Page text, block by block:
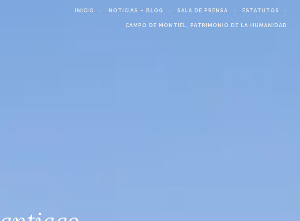
INICIO NOTICIAS – BLOG SALA DE PRENSA ESTATUTOS
CAMPO DE MONTIEL, PATRIMONIO DE LA HUMANIDAD